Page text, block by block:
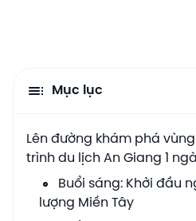
Mục lục
Lên đường khám phá
trình du lịch An Giang 1
Buổi sáng: Khởi đầu
lượng Miền Tây